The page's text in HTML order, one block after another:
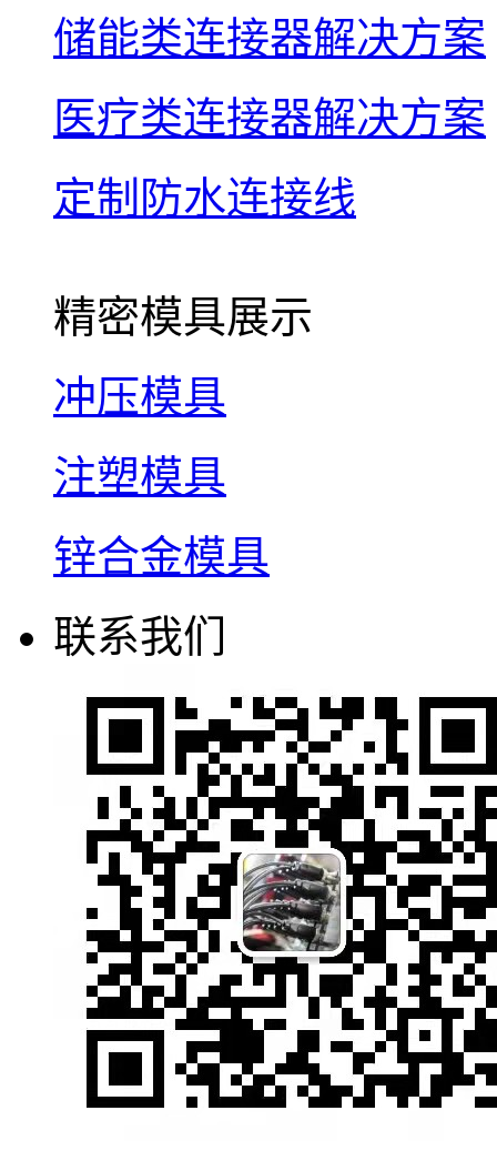
储能类连接器解决方案
医疗类连接器解决方案
定制防水连接线
精密模具展示
冲压模具
注塑模具
锌合金模具
联系我们